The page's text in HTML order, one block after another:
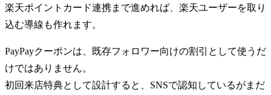
楽天ポイントカード連携まで進めれば、楽天ユーザーを取り
込む導線も作れます。
PayPayクーポンは、既存フォロワー向けの割引として使うだ
けではありません。
初回来店特典として設計すると、SNSで認知しているがまだ